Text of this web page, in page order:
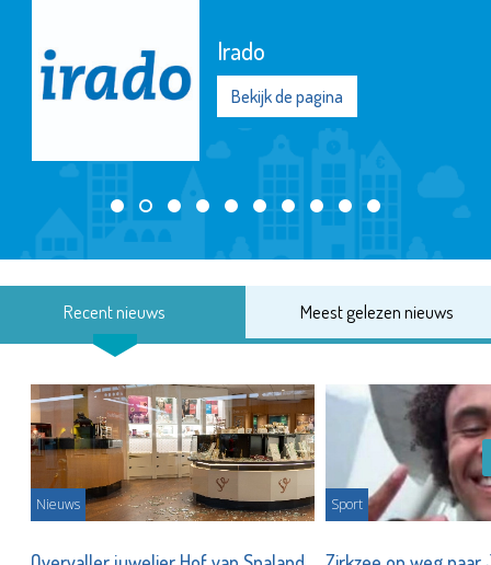
Irado
Bekijk de pagina
Recent nieuws Meest gelezen nieuws
Nieuws Sport